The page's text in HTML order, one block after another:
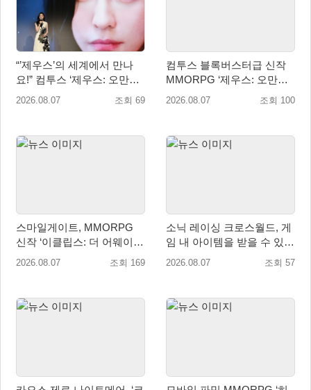
“’제우스’의 세계에서 만나
요!” 컴투스 ‘제우스: 오만의
신’ 쇼케이스 찾은 배우 박지
2026.08.07 조회 69
컴투스 블록버스터급 신작
MMORPG ‘제우스: 오만의
신’, 8월 26일 출시!
2026.08.07 조회 100
스마일게이트, MMORPG
신작 ‘이클립스: 더 어웨이크
닝’ 9월 10일 론칭!
2026.08.07 조회 169
소닉 레이싱 크로스월드, 게
임 내 아이템을 받을 수 있는
‘레전드 대회 라운드 7’ 개최!
2026.08.07 조회 57